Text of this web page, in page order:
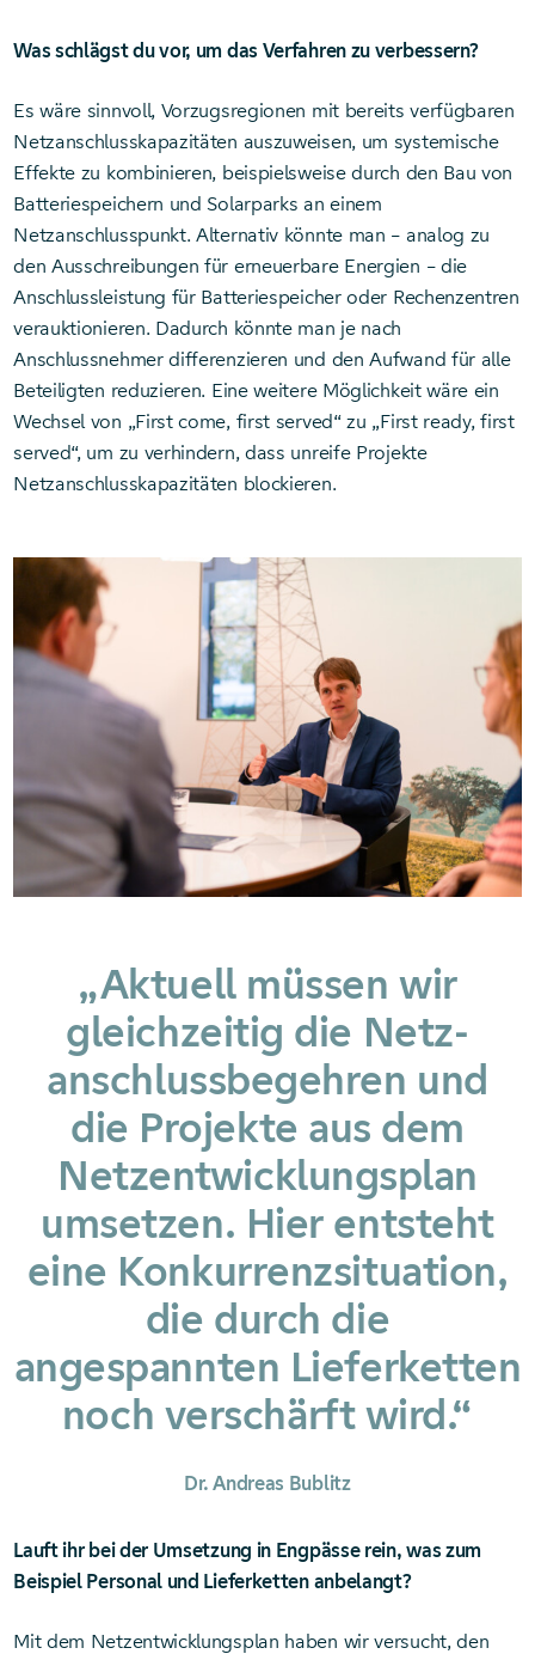
Was schlägst du vor, um das Verfahren zu verbessern?
Es wäre sinnvoll, Vorzugsregionen mit bereits verfügbaren
Netzanschlusskapazitäten auszuweisen, um systemische
Effekte zu kombinieren, beispielsweise durch den Bau von
Batteriespeichern und Solarparks an einem
Netzanschlusspunkt. Alternativ könnte man – analog zu
den Ausschreibungen für erneuerbare Energien – die
Anschlussleistung für Batteriespeicher oder Rechenzentren
verauktionieren. Dadurch könnte man je nach
Anschlussnehmer differenzieren und den Aufwand für alle
Beteiligten reduzieren. Eine weitere Möglichkeit wäre ein
Wechsel von „First come, first served“ zu „First ready, first
served“, um zu verhindern, dass unreife Projekte
Netzanschlusskapazitäten blockieren.
„Aktuell müssen wir
gleichzeitig die Netz­
anschluss­begehren und
die Projekte aus dem
Netz­entwicklungs­plan
umsetzen. Hier entsteht
eine Konkurrenz­situation,
die durch die
angespannten Liefer­ketten
noch verschärft wird.“
Dr. Andreas Bublitz
Lauft ihr bei der Umsetzung in Engpässe rein, was zum
Beispiel Personal und Lieferketten anbelangt?
Mit dem Netzentwicklungsplan haben wir versucht, den